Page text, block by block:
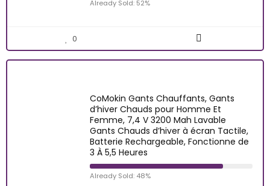
Already Sold: 52%
0
CoMokin Gants Chauffants, Gants
d’hiver Chauds pour Homme Et
Femme, 7,4 V 3200 Mah Lavable
Gants Chauds d’hiver à écran Tactile,
Batterie Rechargeable, Fonctionne de
3 À 5,5 Heures
Already Sold: 48%